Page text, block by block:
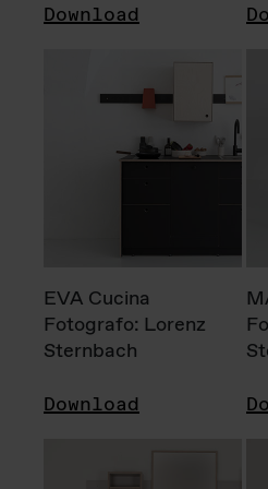
Download
EVA Cucina
Fotografo: Lorenz
Sternbach
Download